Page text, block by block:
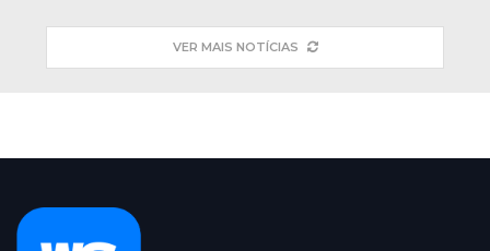
VER MAIS NOTÍCIAS